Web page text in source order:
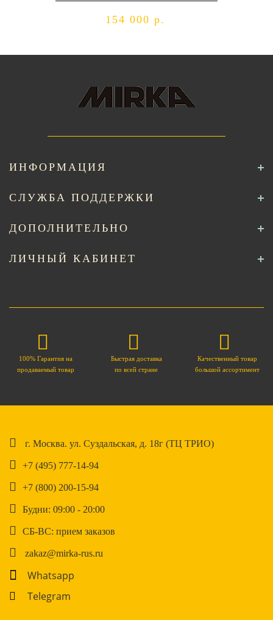
154 000 р.
ИНФОРМАЦИЯ
СЛУЖБА ПОДДЕРЖКИ
ДОПОЛНИТЕЛЬНО
ЛИЧНЫЙ КАБИНЕТ
100% Гарантия на
продаваемый товар
Быстрая доставка
по всей стране
Качественный товар
большой ассортимент
г. Москва. ул. Суздальская, д. 18г (ТЦ ТРИО)
+7 (495) 777-14-94
+7 (800) 200-15-94
Будни: 09:00 - 20:00
СБ-ВС: прием заказов
zakaz@mirka-rus.ru
Whatsapp
Telegram